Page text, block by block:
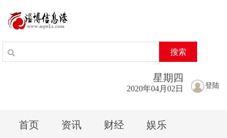
搜索
登陆
星期 四
2020年04月02日
首页 资讯 财经 娱乐